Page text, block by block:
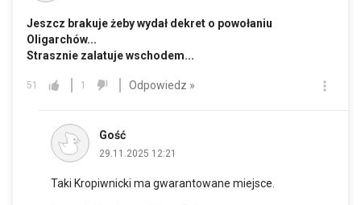
Jeszcz brakuje żeby wydał dekret o powołaniu
Oligarchów...
Strasznie zalatuje wschodem...
51 1 Odpowiedz »
Gość
29.11.2025 12:21
Taki Kropiwnicki ma gwarantowane miejsce.